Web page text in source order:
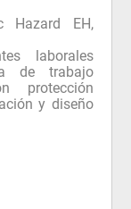
Hazard EH,
laborales
de trabajo
protección
y diseño